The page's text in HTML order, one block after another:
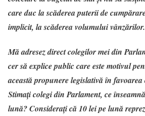
care duc la scăderea puterii de
implicit, la scăderea volumului vânzărilor.
Mă adresez direct colegilor mei din
cer să explice public care este motivul
această propunere legislativă în
Stimaţi colegi din Parlament, ce
lună? Consideraţi că 10 lei pe lună